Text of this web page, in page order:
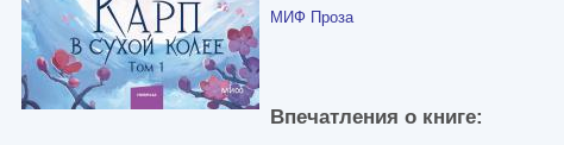
МИФ Проза
Впечатления о книге: